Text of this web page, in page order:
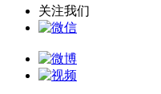
关注我们